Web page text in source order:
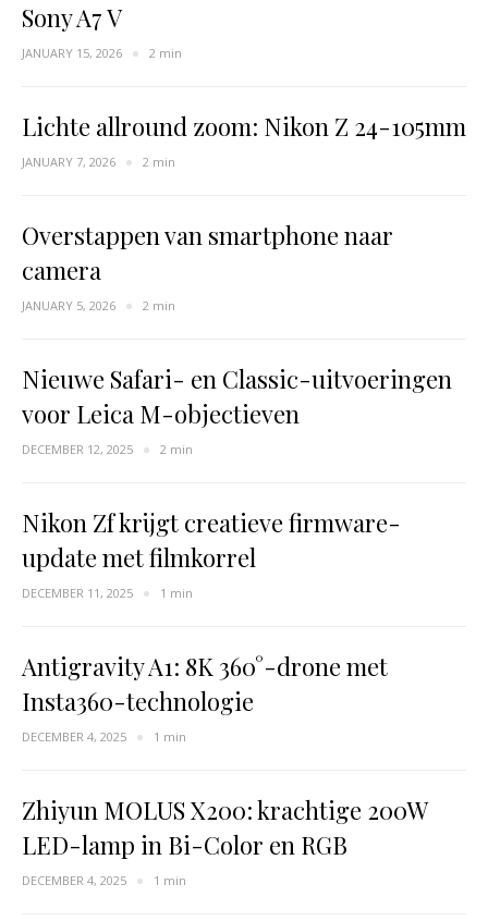
Sony A7 V
JANUARY 15, 2026 2 min
Lichte allround zoom: Nikon Z 24-105mm
JANUARY 7, 2026 2 min
Overstappen van smartphone naar
camera
JANUARY 5, 2026 2 min
Nieuwe Safari- en Classic-uitvoeringen
voor Leica M-objectieven
DECEMBER 12, 2025 2 min
Nikon Zf krijgt creatieve firmware-
update met filmkorrel
DECEMBER 11, 2025 1 min
Antigravity A1: 8K 360°-drone met
Insta360-technologie
DECEMBER 4, 2025 1 min
Zhiyun MOLUS X200: krachtige 200W
LED-lamp in Bi-Color en RGB
DECEMBER 4, 2025 1 min